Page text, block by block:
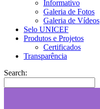
Informativo
Galeria de Fotos
Galeria de Vídeos
Selo UNICEF
Produtos e Projetos
Certificados
Transparência
Search: